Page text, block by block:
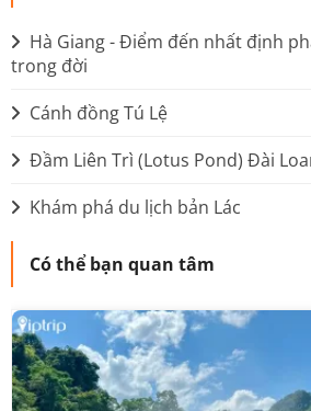
Hà Giang - Điểm đến nhất định
trong đời
Cánh đồng Tú Lệ
Đầm Liên Trì (Lotus Pond) Đài
Khám phá du lịch bản Lác
Có thể bạn quan tâm